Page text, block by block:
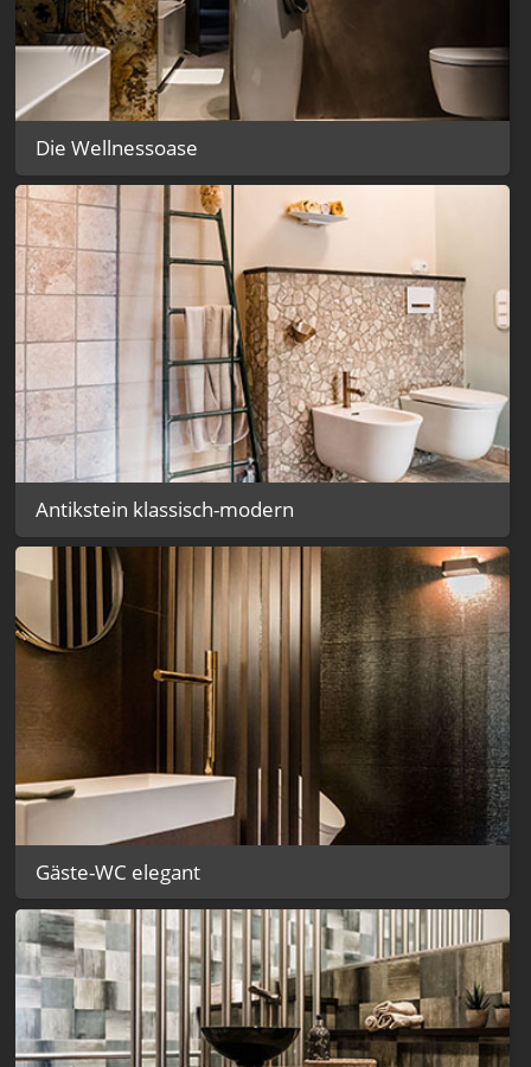
Die Wellnessoase
Antikstein klassisch-modern
Gäste-WC elegant